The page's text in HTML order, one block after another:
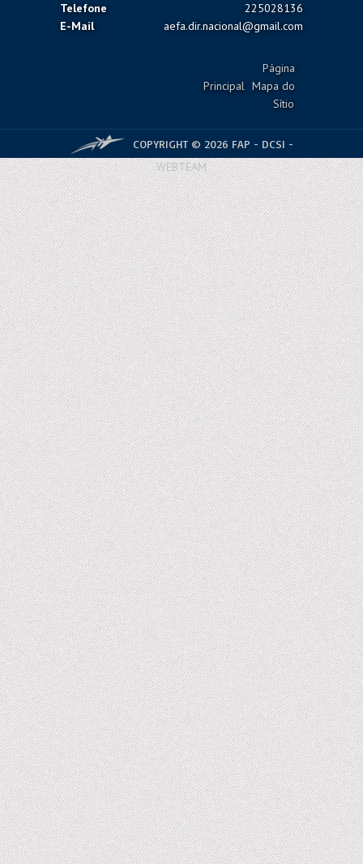
Telefone
225028136
E-Mail
aefa.dir.nacional@gmail.com
Página
Principal Mapa do
Sítio
COPYRIGHT © 2026 FAP - DCSI -
WEBTEAM